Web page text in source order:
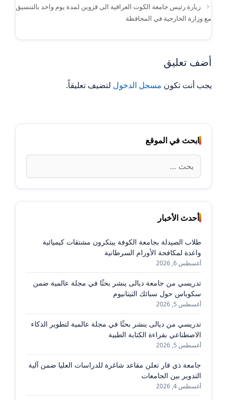
زيارة رئيس جامعة الكوت العراقية الى قزوين لمدة يوم واحد بالتنسيق
مع وزارة الخارجية في المحافظة
أضف تعليق
يجب أنت تكون مسجل الدخول لتضيف تعليقاً.
ابحث في الموقع
البحث
عن:
أحدث الأخبار
طلاب الصيدلة بجامعة الكوفة يبتكرون مشتقات كيميائية
واعدة لمكافحة الأورام السرطانية
أغسطس 6, 2026
تدريسي من جامعة ديالى ينشر بحثًا في مجلة عالمية ضمن
سكوباس حول سبائك التيتانيوم
أغسطس 5, 2026
تدريسي من ديالى ينشر بحثًا في مجلة عالمية لتطوير الذكاء
الاصطناعي بقراءة الكتابة الطبية
أغسطس 5, 2026
جامعة ذي قار تعلن مقاعد شاغرة للدراسات العليا ضمن آلية
التدوير بين الجامعات
أغسطس 4, 2026